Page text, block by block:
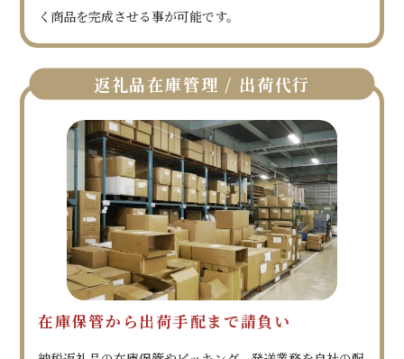
く商品を完成させる事が可能です。
返礼品在庫管理 / 出荷代行
在庫保管から出荷手配まで請負い